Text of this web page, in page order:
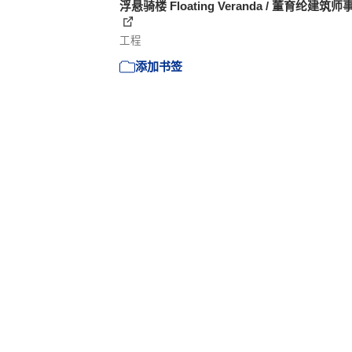
浮悬骑楼 Floating Veranda / 董育纶建筑师
工程
添加书签